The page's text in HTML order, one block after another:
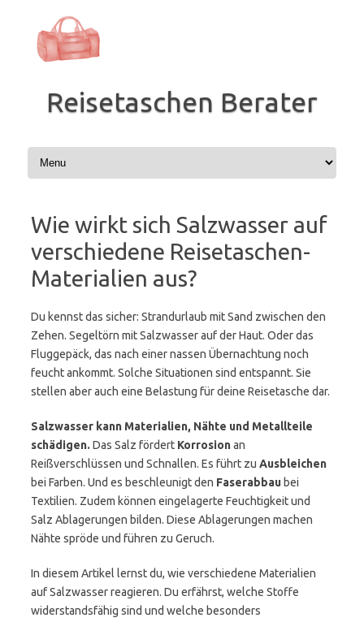
springen
Reisetaschen Berater
Wie wirkt sich Salzwasser auf
verschiedene Reisetaschen-
Materialien aus?
Du kennst das sicher: Strandurlaub mit Sand zwischen den
Zehen. Segeltörn mit Salzwasser auf der Haut. Oder das
Fluggepäck, das nach einer nassen Übernachtung noch
feucht ankommt. Solche Situationen sind entspannt. Sie
stellen aber auch eine Belastung für deine Reisetasche dar.
Salzwasser kann Materialien, Nähte und Metallteile
schädigen. Das Salz fördert Korrosionan
Reißverschlüssen und Schnallen. Es führt zu Ausbleichen
bei Farben. Und es beschleunigt den Faserabbau bei
Textilien. Zudem können eingelagerte Feuchtigkeit und
Salz Ablagerungen bilden. Diese Ablagerungen machen
Nähte spröde und führen zu Geruch.
In diesem Artikel lernst du, wie verschiedene Materialien
auf Salzwasser reagieren. Du erfährst, welche Stoffe
widerstandsfähig sind und welche besonders